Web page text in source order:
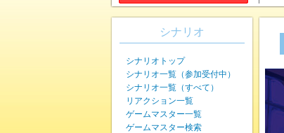
シナリオ
シナリオトップ
シナリオ一覧（参加受付中）
シナリオ一覧（すべて）
リアクション一覧
ゲームマスター一覧
ゲームマスター検索